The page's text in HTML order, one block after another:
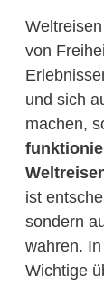
von
und sich
machen,
ist
sondern
wahren.
Wichtige